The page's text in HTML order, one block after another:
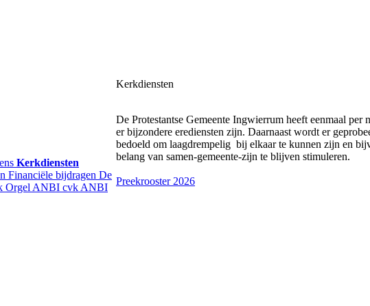
Kerkdiensten
Financiële bijdragen De
Orgel ANBI cvk ANBI
Kerkdiensten
De Protestantse Gemeente Ingwierrum heeft eenmaal per
er bijzondere erediensten zijn. Daarnaast wordt er
bedoeld om laagdrempelig bij elkaar te kunnen zijn en
belang van samen-gemeente-zijn te blijven stimuleren.
Preekrooster 2026